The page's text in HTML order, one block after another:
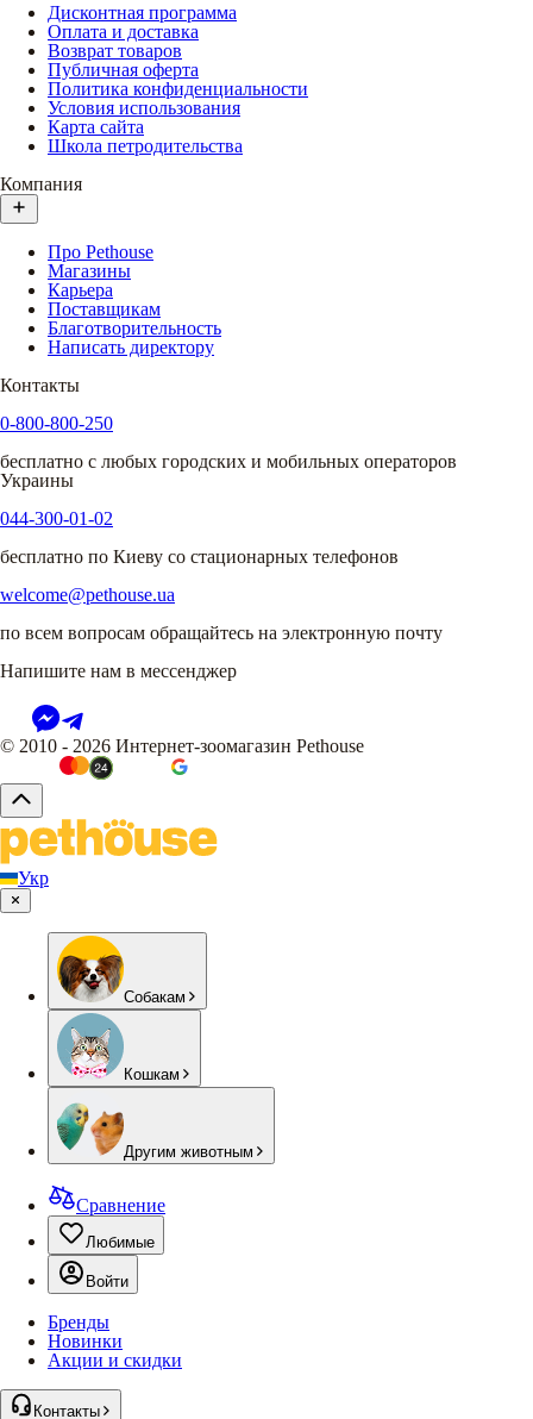
Дисконтная программа
Оплата и доставка
Возврат товаров
Публичная оферта
Политика конфиденциальности
Условия использования
Карта сайта
Школа петродительства
Компания
Про Pethouse
Магазины
Карьера
Поставщикам
Благотворительность
Написать директору
Контакты
0-800-800-250
бесплатно с любых городских и мобильных операторов
Украины
044-300-01-02
бесплатно по Киеву со стационарных телефонов
welcome@pethouse.ua
по всем вопросам обращайтесь на электронную почту
Напишите нам в мессенджер
© 2010 - 2026 Интернет-зоомагазин Pethouse
Укр
Собакам
Кошкам
Другим животным
Сравнение
Любимые
Войти
Бренды
Новинки
Акции и скидки
Контакты